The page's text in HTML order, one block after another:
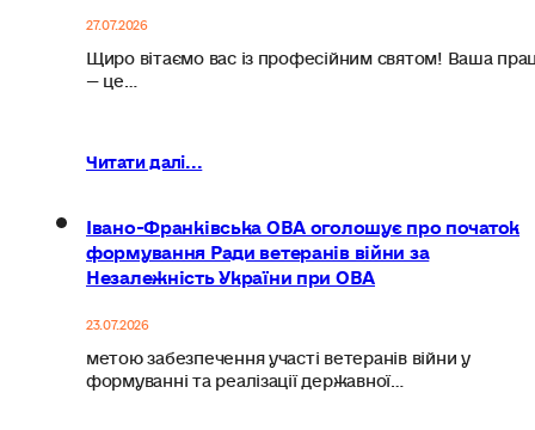
27.07.2026
Щиро вітаємо вас із професійним святом! Ваша
— це…
Читати далі...
Івано-Франківська ОВА оголошує про початок
формування Ради ветеранів війни за
Незалежність України при ОВА
23.07.2026
метою забезпечення участі ветеранів війни у
формуванні та реалізації державної…